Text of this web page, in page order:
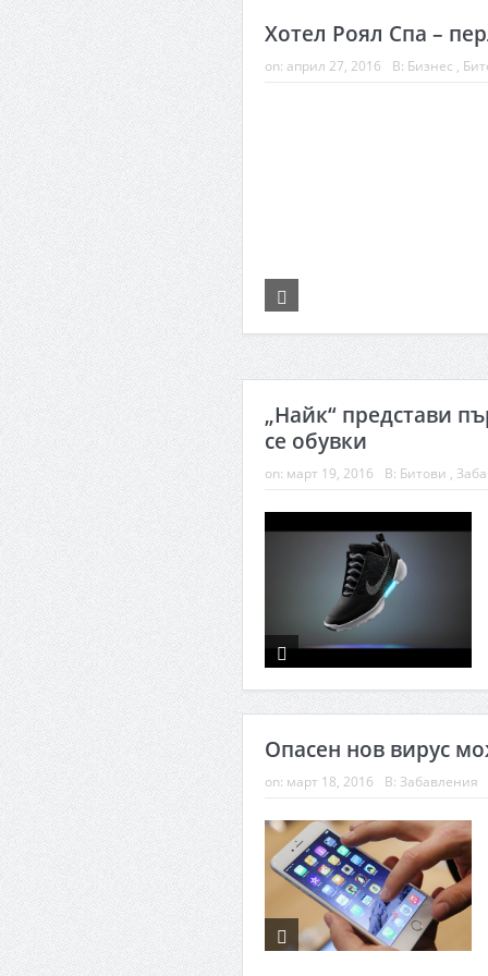
Хотел Роял Спа –
on: април 27, 2016 В: Бизнес ,
„Найк“ представи
се обувки
on: март 19, 2016 В: Битови ,
Опасен нов вирус
on: март 18, 2016 В: Забавления